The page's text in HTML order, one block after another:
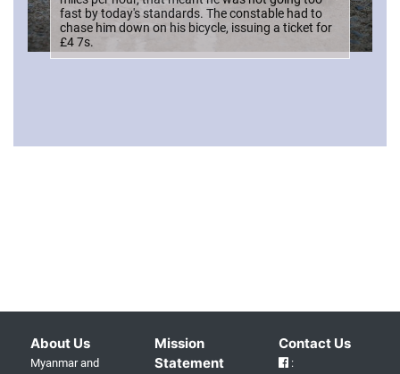
fast by today's standards. The constable had to
chase him down on his bicycle, issuing a ticket for
£4 7s.
About Us
Myanmar and
Mission
Statement
Contact Us
: